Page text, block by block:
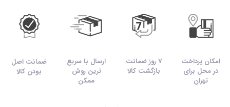
امکان پرداخت
در محل برای
تهران
7 روز ضمانت
بازگشت کالا
ارسال با سریع
ترین روش
ممکن
ضمانت اصل
بودن کالا